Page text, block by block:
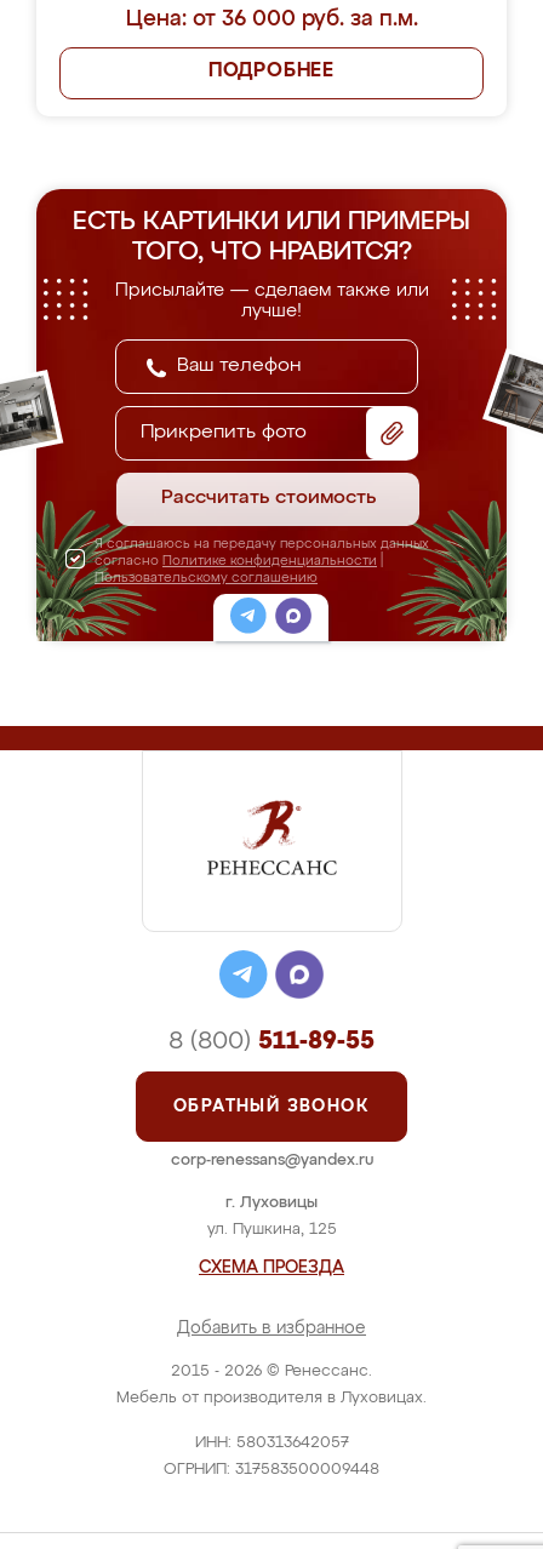
Цена: от 36 000 руб. за п.м.
ПОДРОБНЕЕ
ЕСТЬ КАРТИНКИ ИЛИ ПРИМЕРЫ
ТОГО, ЧТО НРАВИТСЯ?
Присылайте — сделаем также или
лучше!
Прикрепить фото
Рассчитать стоимость
Я соглашаюсь на передачу персональных данных
согласно Политике конфиденциальности
Пользовательскому соглашению
2015 - 2026 © Ренессанс.
Мебель от производителя в Луховицах.
ИНН: 580313642057
ОГРНИП: 317583500009448
г. Луховицы
ул. Пушкина, 125
СХЕМА ПРОЕЗДА
Добавить в избранное
8 (800) 511-89-55
ОБРАТНЫЙ ЗВОНОК
corp-renessans@yandex.ru